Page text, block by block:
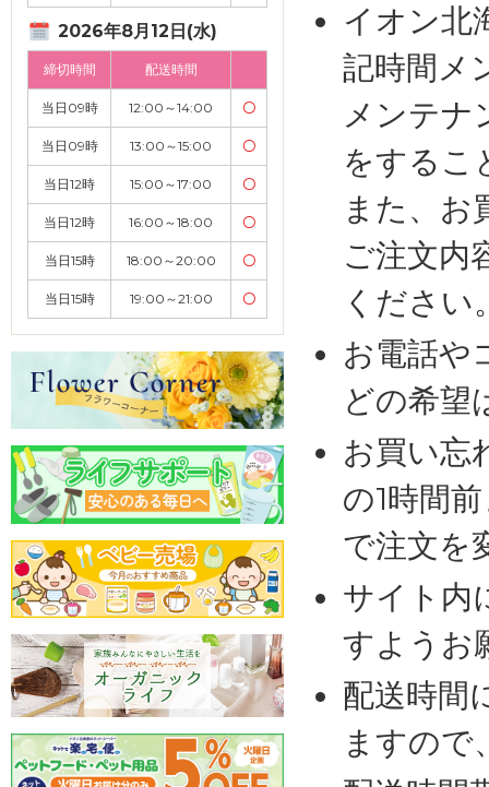
2026年8月12日(水)
締切時間 配送時間
当日09時 12:00～14:00 〇
当日09時 13:00～15:00 〇
当日12時 15:00～17:00 〇
当日12時 16:00～18:00 〇
当日15時 18:00～20:00 〇
当日15時 19:00～21:00 〇
イオン北
記時間メ
メンテナ
をするこ
また、お
ご注文内
ください
お電話や
どの希望
お買い忘
の1時間
で注文を
サイト内
すようお
配送時間
ますので